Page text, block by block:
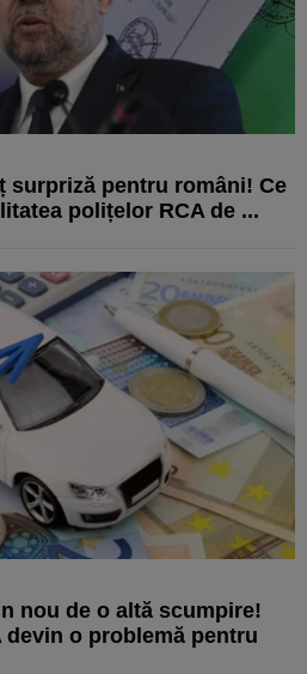
surpriză pentru români! Ce
polițelor RCA de ...
nou de o altă scumpire!
o problemă pentru